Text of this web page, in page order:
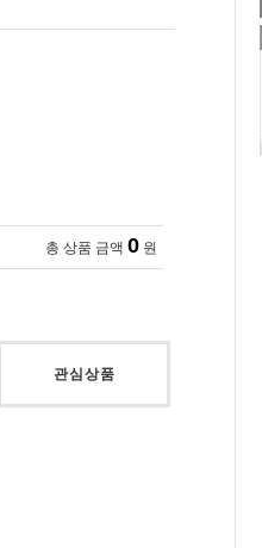
총 상품 금액 0 원
관심상품